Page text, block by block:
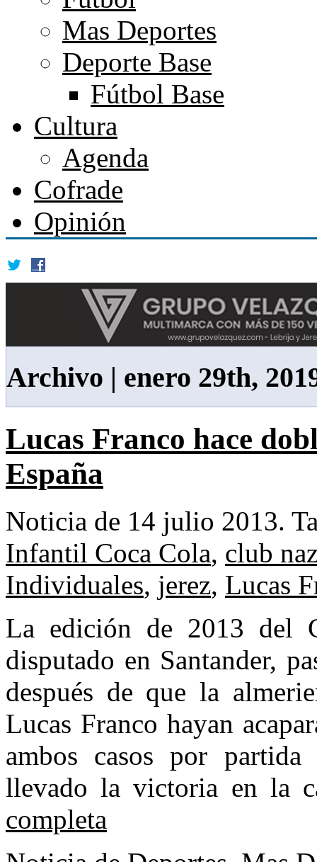
Mas Deportes
Deporte Base
Fútbol Base
Cultura
Agenda
Cofrade
Opinión
Archivo | enero 29th,
Lucas Franco hace
España
Noticia de 14 julio 2013.
Infantil Coca Cola, club
Individuales, jerez, Lucas
La edición de 2013 del
disputado en Santander,
después de que la
Lucas Franco hayan
ambos casos por
llevado la victoria en la
completa